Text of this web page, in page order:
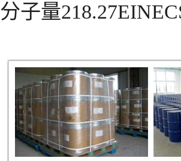
分子量